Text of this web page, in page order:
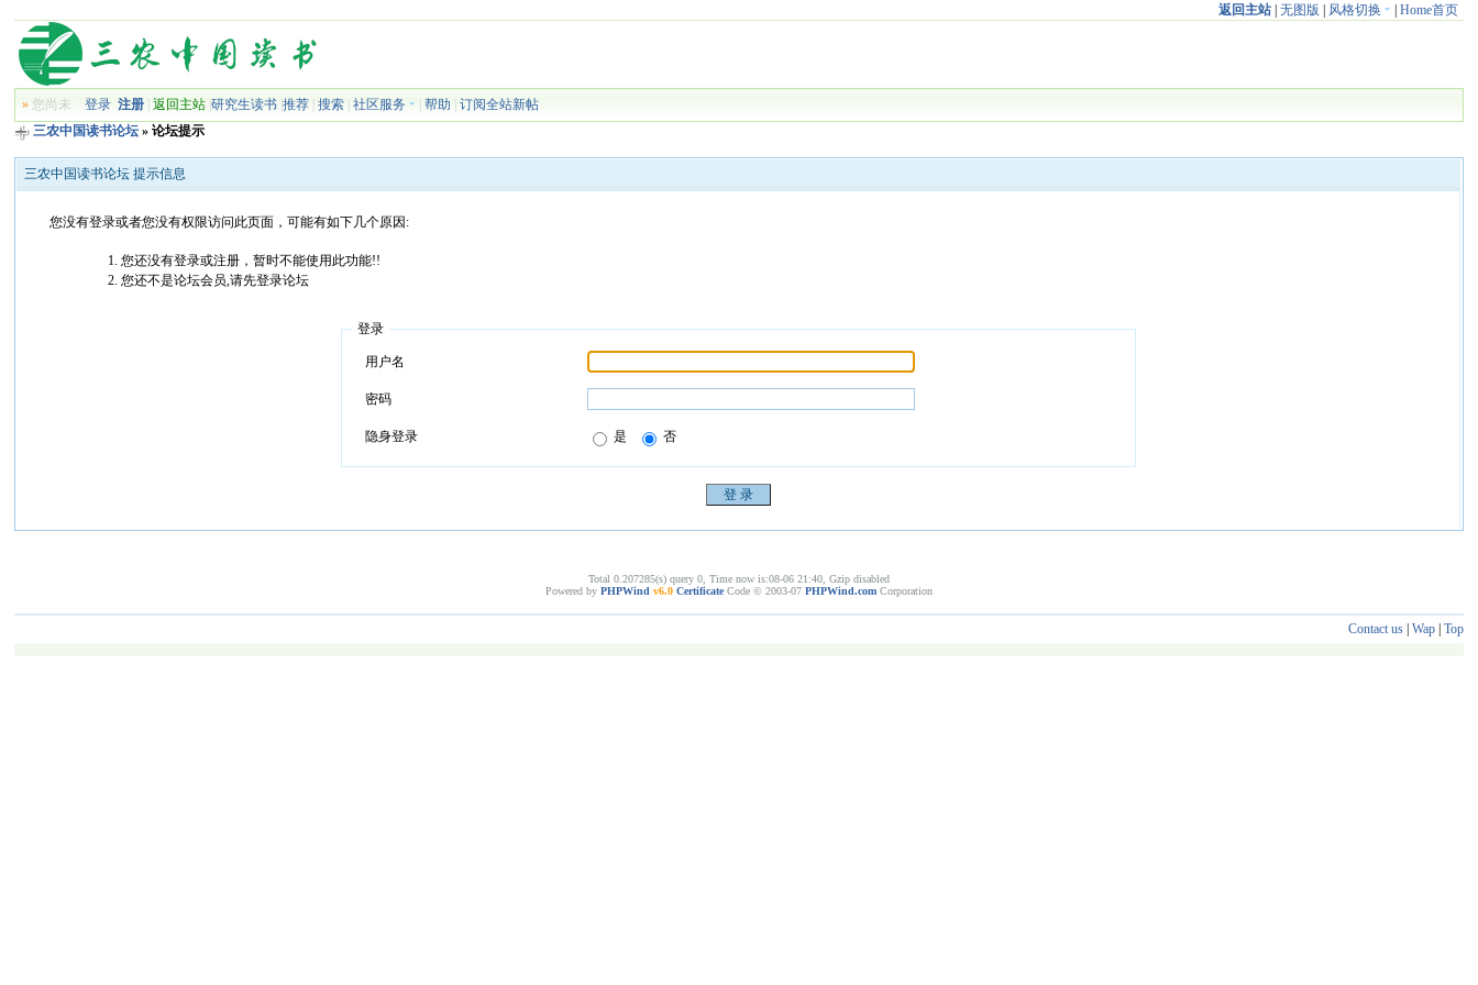
返回主站| 无图版 风格切换 Home首页
» 您尚未登录 注册 |返回主站 |研究生读书 |推荐 |搜索 |社区服务 |帮助 |订阅全站新帖
三农中国读书论坛 » 论坛提示
三农中国读书论坛 提示信息
您没有登录或者您没有权限访问此页面，可能有如下几个原因:
您还没有登录或注册，暂时不能使用此功能!!
您还不是论坛会员,请先登录论坛
登录
用户名
密码
隐身登录 是 否
Total 0.207285(s) query 0, Time now is:08-06 21:40, Gzip disabled
Powered by PHPWind v6.0 Certificate Code © 2003-07 PHPWind.com Corporation
Contact us| Wap| Top